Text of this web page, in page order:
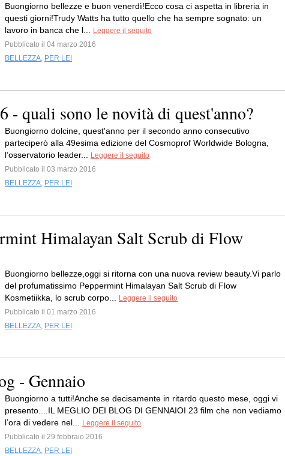
Buongiorno bellezze e buon venerdì!Ecco cosa ci aspetta in libreria in
questi giorni!Trudy Watts ha tutto quello che ha sempre sognato: un
lavoro in banca che l...
Leggere il seguito
Pubblicato il 04 marzo 2016
BELLEZZA, PER LEI
- quali sono le novità di quest'anno?
Buongiorno dolcine, quest'anno per il secondo anno consecutivo
parteciperò alla 49esima edizione del Cosmoprof Worldwide Bologna,
l’osservatorio leader...
Leggere il seguito
Pubblicato il 03 marzo 2016
BELLEZZA, PER LEI
Himalayan Salt Scrub di Flow
Buongiorno bellezze,oggi si ritorna con una nuova review beauty.Vi parlo
del profumatissimo Peppermint Himalayan Salt Scrub di Flow
Kosmetiikka, lo scrub corpo...
Leggere il seguito
Pubblicato il 01 marzo 2016
BELLEZZA, PER LEI
- Gennaio
Buongiorno a tutti!Anche se decisamente in ritardo questo mese, oggi vi
presento....IL MEGLIO DEI BLOG DI GENNAIOI 23 film che non vediamo
l’ora di vedere nel...
Leggere il seguito
Pubblicato il 29 febbraio 2016
BELLEZZA, PER LEI